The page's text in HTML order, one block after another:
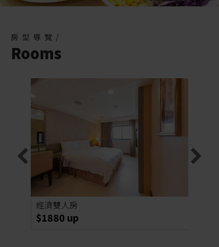
房型導覽/
Rooms
經濟雙人房
$1880 up